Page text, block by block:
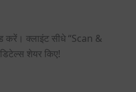
करें। क्लाइंट सीधे “Scan &
शेयर किए!